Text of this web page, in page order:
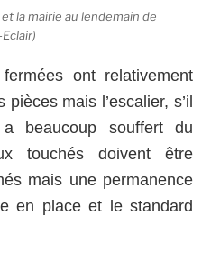
la mairie au lendemain de
ont relativement
mais l’escalier, s’il
beaucoup souffert du
touchés doivent être
mais une permanence
en place et le standard